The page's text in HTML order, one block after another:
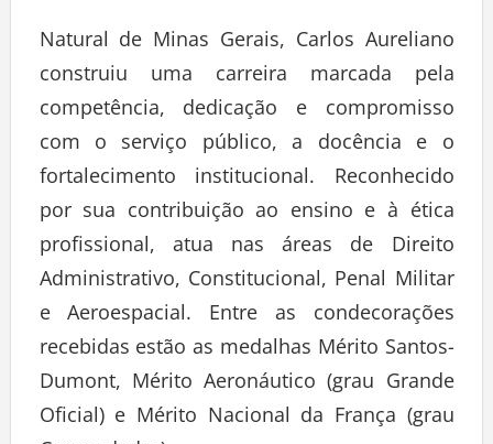
Natural de Minas Gerais, Carlos Aureliano
construiu uma carreira marcada pela
competência, dedicação e compromisso
com o serviço público, a docência e o
fortalecimento institucional. Reconhecido
por sua contribuição ao ensino e à ética
profissional, atua nas áreas de Direito
Administrativo, Constitucional, Penal Militar
e Aeroespacial. Entre as condecorações
recebidas estão as medalhas Mérito Santos-
Dumont, Mérito Aeronáutico (grau Grande
Oficial) e Mérito Nacional da França (grau